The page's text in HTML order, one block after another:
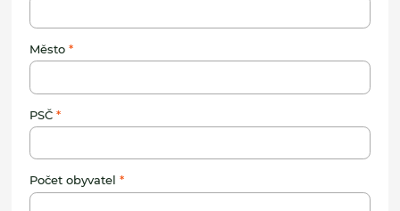
Město
PSČ
Počet obyvatel